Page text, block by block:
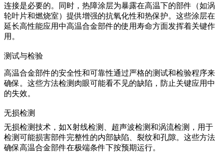
连接是必要的。同时，热障涂层为暴露在高温下的部件（如涡
轮叶片和燃烧室）提供增强的抗氧化性和热保护。这些涂层在
延长高性能应用中高温合金部件的使用寿命方面发挥着关键作
用。
测试与检验
高温合金部件的安全性和可靠性通过严格的测试和检验程序来
确保。这些方法检测肉眼可能看不见的缺陷，防止关键应用中
的失效。
无损检测
无损检测技术，如X射线检测 超声波检测和涡流检测，用于
检测可能损害部件完整性的内部缺陷、裂纹和孔隙。这些方法
确保高温合金部件在极端条件下按预期运行。